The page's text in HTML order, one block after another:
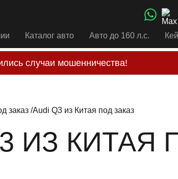
Каталог авто Авто до 160 л.с.
случаи мошенничества!
заказ Audi Q3 из Китая под заказ
ИЗ КИТАЯ